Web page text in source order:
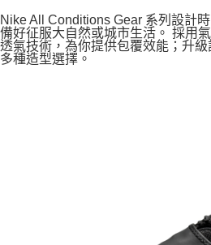
Nike All Conditions Gear 系列設計
備好征服大自然或城市生活。 採用
透氣技術，為你提供包覆效能；升
多種造型選擇。